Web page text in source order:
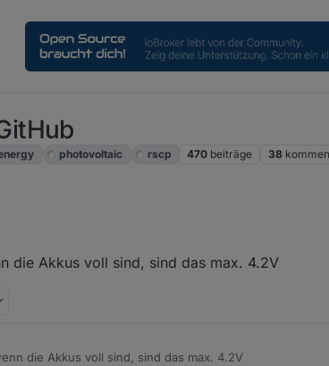
photovoltaic rscp 470 beiträge 38
unter 4°C?).
keine Temperatur steht.
die Akkus voll sind, sind das max. 4.2V
die Akkus voll sind, sind das max. 4.2V